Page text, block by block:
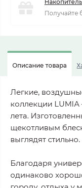
Получайте
Описание товара
Легкие,
коллекции
лета.
щекотливым
выглядят стильно.
Благодаря
одинаково